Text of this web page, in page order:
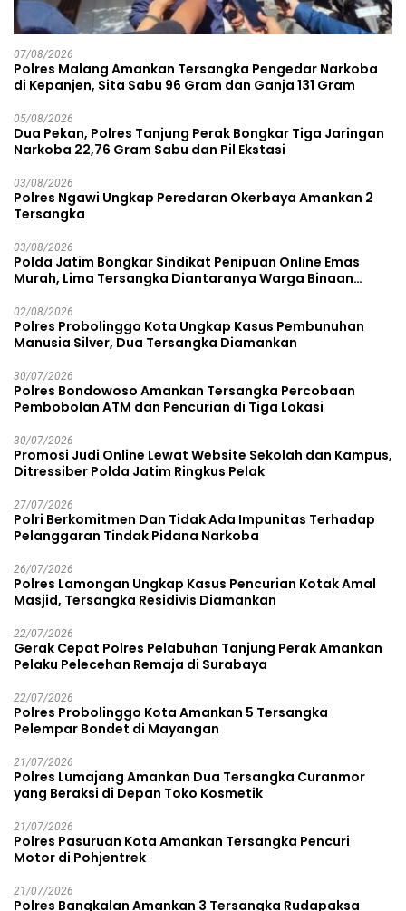
07/08/2026
Polres Malang Amankan Tersangka Pengedar Narkoba
di Kepanjen, Sita Sabu 96 Gram dan Ganja 131 Gram
05/08/2026
Dua Pekan, Polres Tanjung Perak Bongkar Tiga Jaringan
Narkoba 22,76 Gram Sabu dan Pil Ekstasi
03/08/2026
Polres Ngawi Ungkap Peredaran Okerbaya Amankan 2
Tersangka
03/08/2026
Polda Jatim Bongkar Sindikat Penipuan Online Emas
Murah, Lima Tersangka Diantaranya Warga Binaan
02/08/2026
Polres Probolinggo Kota Ungkap Kasus Pembunuhan
Manusia Silver, Dua Tersangka Diamankan
30/07/2026
Polres Bondowoso Amankan Tersangka Percobaan
Pembobolan ATM dan Pencurian di Tiga Lokasi
30/07/2026
Promosi Judi Online Lewat Website Sekolah dan Kampus,
Ditressiber Polda Jatim Ringkus Pelak
27/07/2026
Polri Berkomitmen Dan Tidak Ada Impunitas Terhadap
Pelanggaran Tindak Pidana Narkoba
26/07/2026
Polres Lamongan Ungkap Kasus Pencurian Kotak Amal
Masjid, Tersangka Residivis Diamankan
22/07/2026
Gerak Cepat Polres Pelabuhan Tanjung Perak Amankan
Pelaku Pelecehan Remaja di Surabaya
22/07/2026
Polres Probolinggo Kota Amankan 5 Tersangka
Pelempar Bondet di Mayangan
21/07/2026
Polres Lumajang Amankan Dua Tersangka Curanmor
yang Beraksi di Depan Toko Kosmetik
21/07/2026
Polres Pasuruan Kota Amankan Tersangka Pencuri
Motor di Pohjentrek
21/07/2026
Polres Bangkalan Amankan 3 Tersangka Rudapaksa